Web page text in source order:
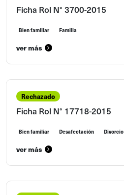
Ficha Rol N° 3700-2015
Bien familiar Familia
ver más
Rechazado
Ficha Rol N° 17718-2015
Bien familiar Desafectación Divorcio
ver más